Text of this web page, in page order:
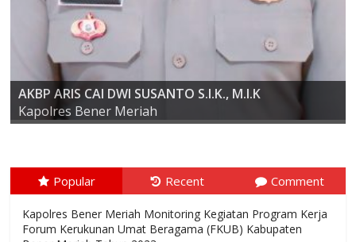
AKBP ARIS CAI DWI SUSANTO S.I.K., M.I.K
Kapolres Bener Meriah
Kompol Dr. SYABIRIN, S.H., M.SI
Popular Recent Comment
Kapolres Bener Meriah Monitoring Kegiatan Program Kerja
Forum Kerukunan Umat Beragama (FKUB) Kabupaten